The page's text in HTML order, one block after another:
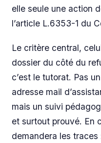
elle seule une action
l’article L.6353-1 du
Le critère central,
dossier du côté du
c’est le tutorat. Pas
adresse mail
mais un suivi
et surtout prouvé. En
demandera les